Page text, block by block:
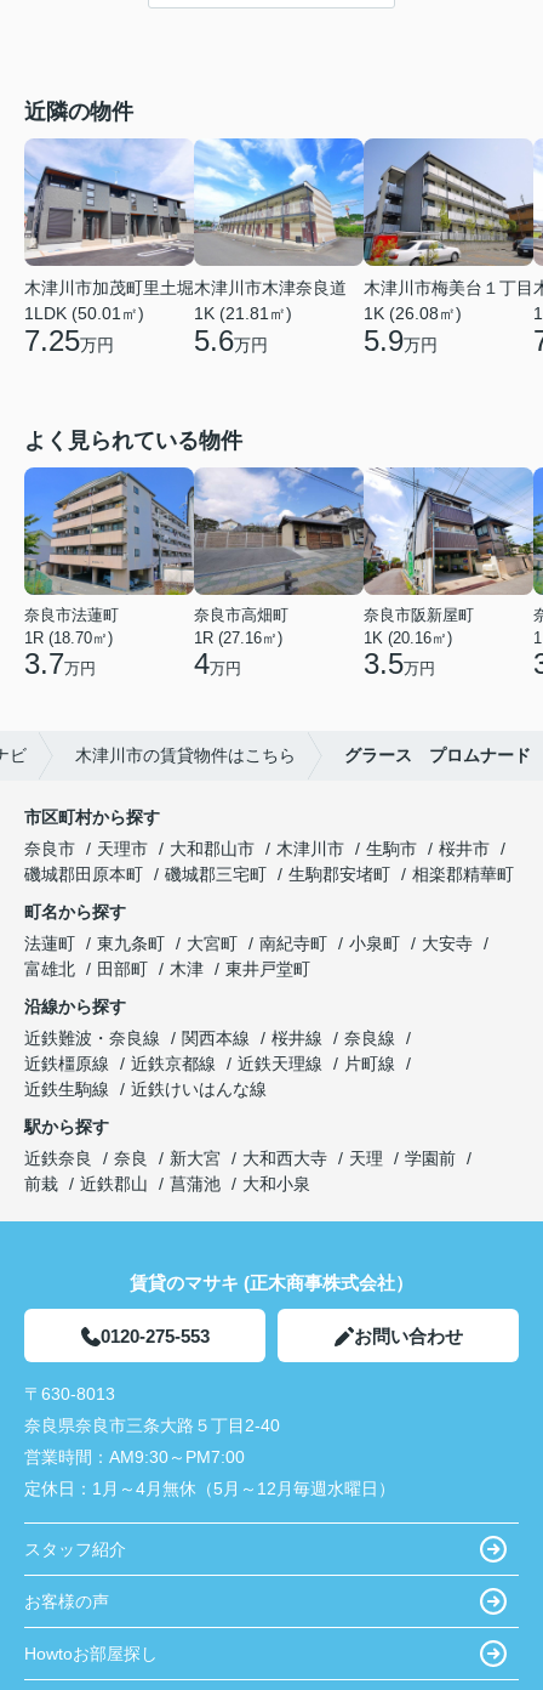
近隣の物件
木津川市加茂町里土堀
1LDK (50.01㎡)
7.25万円
木津川市木津奈良道
1K (21.81㎡)
5.6万円
木津川市梅美台１丁目
1K (26.08㎡)
5.9万円
よく見られている物件
奈良市法蓮町
1R (18.70㎡)
3.7万円
奈良市高畑町
1R (27.16㎡)
4万円
奈良市阪新屋町
1K (20.16㎡)
3.5万円
ビ 木津川市の賃貸物件はこちら グラース プロムナード
市区町村から探す
奈良市
天理市 大和郡山市 木津川市 生駒市
桜井市
磯城郡田原本町
磯城郡三宅町 生駒郡安堵町
相楽郡精華町
町名から探す
法蓮町
東九条町 大宮町 南紀寺町 小泉町
大安寺
富雄北
田部町 木津
東井戸堂町
沿線から探す
近鉄難波・奈良線
関西本線 桜井線
奈良線
近鉄橿原線
近鉄京都線 近鉄天理線
片町線
近鉄生駒線
近鉄けいはんな線
駅から探す
近鉄奈良
奈良 新大宮 大和西大寺 天理
学園前
前栽
近鉄郡山 菖蒲池 大和小泉
賃貸のマサキ (正木商事株式会社）
0120-275-553 お問い合わせ
〒630-8013
奈良県奈良市三条大路５丁目2-40
営業時間： AM9:30～PM7:00
定休日： 1月～4月無休（5月～12月毎週水曜日）
スタッフ紹介
お客様の声
Howtoお部屋探し